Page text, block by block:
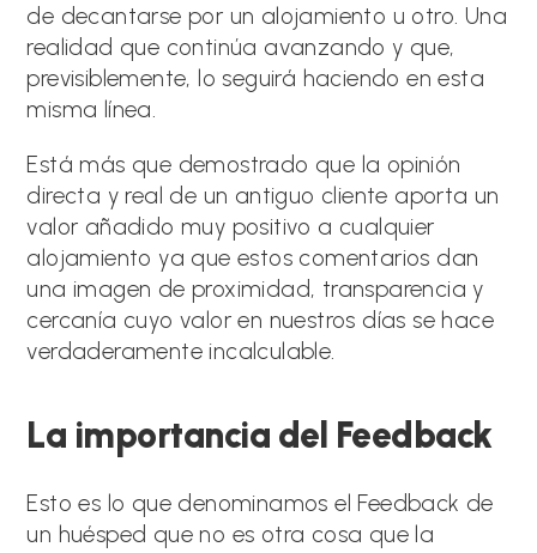
de decantarse por un alojamiento u otro. Una
realidad que continúa avanzando y que,
previsiblemente, lo seguirá haciendo en esta
misma línea.
Está más que demostrado que la opinión
directa y real de un antiguo cliente aporta un
valor añadido muy positivo a cualquier
alojamiento ya que estos comentarios dan
una imagen de proximidad, transparencia y
cercanía cuyo valor en nuestros días se hace
verdaderamente incalculable.
La importancia del Feedback
Esto es lo que denominamos el Feedback de
un huésped que no es otra cosa que la